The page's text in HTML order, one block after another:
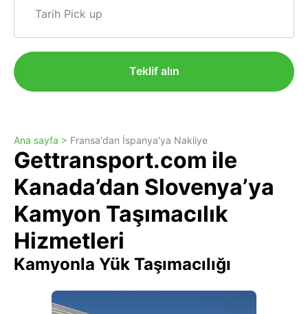
Tarih Pick up
Teklif alın
Ana sayfa > Fransa'dan İspanya'ya Nakliye
Gettransport.com ile
Kanada’dan Slovenya’ya
Kamyon Taşımacılık
Hizmetleri
Kamyonla Yük Taşımacılığı